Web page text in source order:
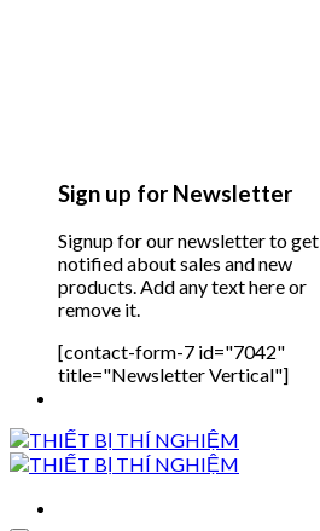
Sign up for Newsletter
Signup for our newsletter to get
notified about sales and new
products. Add any text here or
remove it.
[contact-form-7 id="7042"
title="Newsletter Vertical"]